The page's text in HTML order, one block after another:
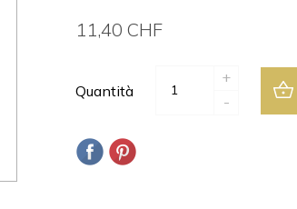
11,40 CHF
Quantità
+
-